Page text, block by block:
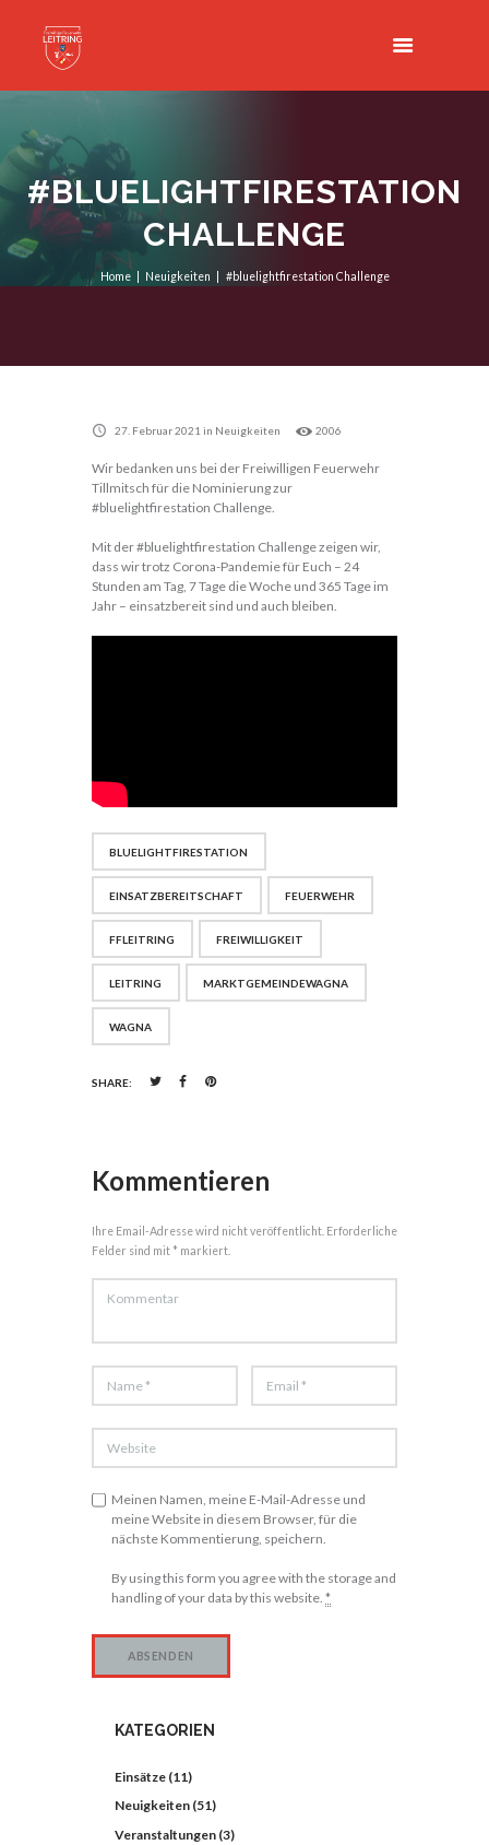
#BLUELIGHTFIRESTATION
CHALLENGE
Home Neuigkeiten #bluelightfirestation Challenge
27. Februar 2021 in Neuigkeiten 2006
Wir bedanken uns bei der Freiwilligen Feuerwehr
Tillmitsch für die Nominierung zur
#bluelightfirestation Challenge.
Mit der #bluelightfirestation Challenge zeigen wir,
dass wir trotz Corona-Pandemie für Euch – 24
Stunden am Tag, 7 Tage die Woche und 365 Tage im
Jahr – einsatzbereit sind und auch bleiben.
BLUELIGHTFIRESTATION
EINSATZBEREITSCHAFT FEUERWEHR
FFLEITRING FREIWILLIGKEIT
LEITRING MARKTGEMEINDEWAGNA
WAGNA
SHARE:
Kommentieren
Ihre Email-Adresse wird nicht veröffentlicht. Erforderliche
Felder sind mit * markiert.
Meinen Namen, meine E-Mail-Adresse und
meine Website in diesem Browser, für die
nächste Kommentierung, speichern.
By using this form you agree with the storage and
handling of your data by this website. *
KATEGORIEN
Einsätze (11)
Neuigkeiten (51)
Veranstaltungen (3)